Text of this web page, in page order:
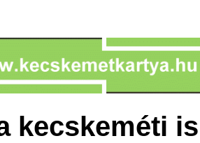
kecskeméti